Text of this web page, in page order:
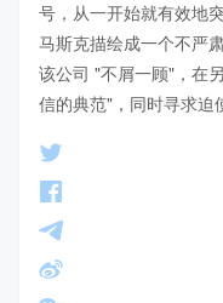
号，从一开始就有效地
马斯克描绘成一个不严
该公司 "不屑一顾"，在
信的典范"，同时寻求迫